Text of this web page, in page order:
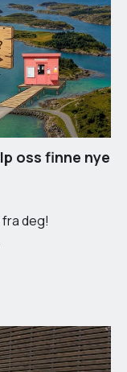
oss finne nye
deg!